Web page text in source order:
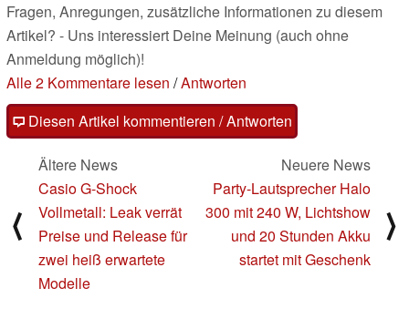
Fragen, Anregungen, zusätzliche Informationen zu diesem
Artikel? - Uns interessiert Deine Meinung (auch ohne
Anmeldung möglich)!
Alle 2 Kommentare lesen /Antworten
Diesen Artikel kommentieren / Antworten
⟨
Ältere News
Casio G-Shock
Vollmetall: Leak verrät
Preise und Release für
zwei heiß erwartete
Modelle
Neuere News
Party-Lautsprecher Halo
300 mit 240 W, Lichtshow
und 20 Stunden Akku
startet mit Geschenk
⟩